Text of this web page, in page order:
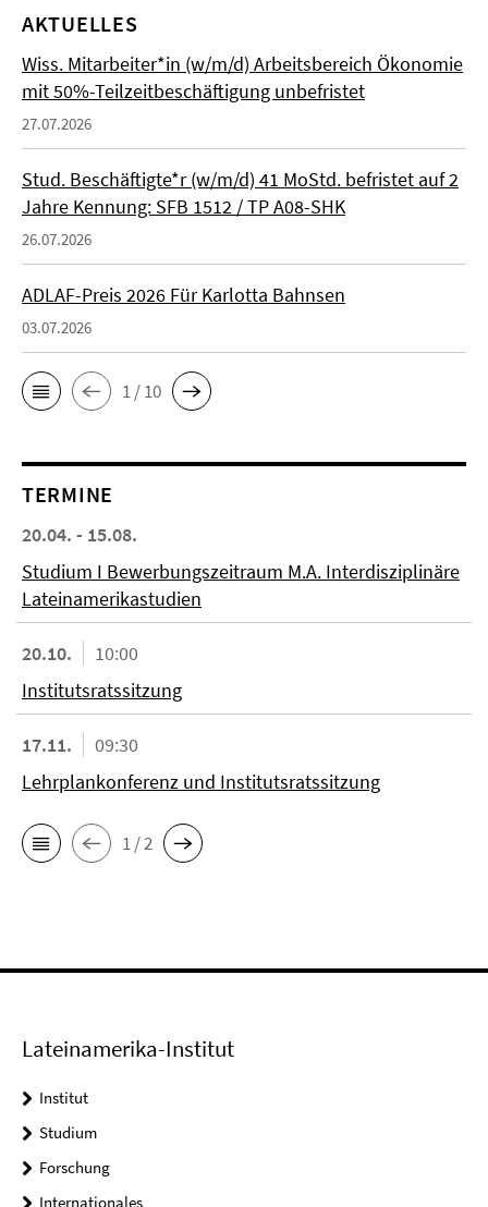
AKTUELLES
Wiss. Mitarbeiter*in (w/m/d) Arbeitsbereich Ökonomie
mit 50%-Teilzeitbeschäftigung unbefristet
27.07.2026
Stud. Beschäftigte*r (w/m/d) 41 MoStd. befristet auf 2
Jahre Kennung: SFB 1512 / TP A08-SHK
26.07.2026
ADLAF-Preis 2026 Für Karlotta Bahnsen
03.07.2026
1 / 10
TERMINE
20.04. - 15.08.
Studium I Bewerbungszeitraum M.A. Interdisziplinäre
Lateinamerikastudien
20.10.
10:00
Institutsratssitzung
17.11.
09:30
Lehrplankonferenz und Institutsratssitzung
1 / 2
Lateinamerika-Institut
Institut
Studium
Forschung
Internationales